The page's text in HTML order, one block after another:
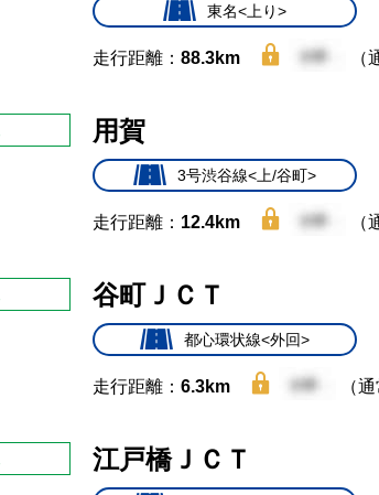
東名<上り>
走行距離： 88.3km （
用賀
3号渋谷線<上/谷町>
走行距離： 12.4km （
谷町ＪＣＴ
都心環状線<外回>
走行距離： 6.3km （
江戸橋ＪＣＴ